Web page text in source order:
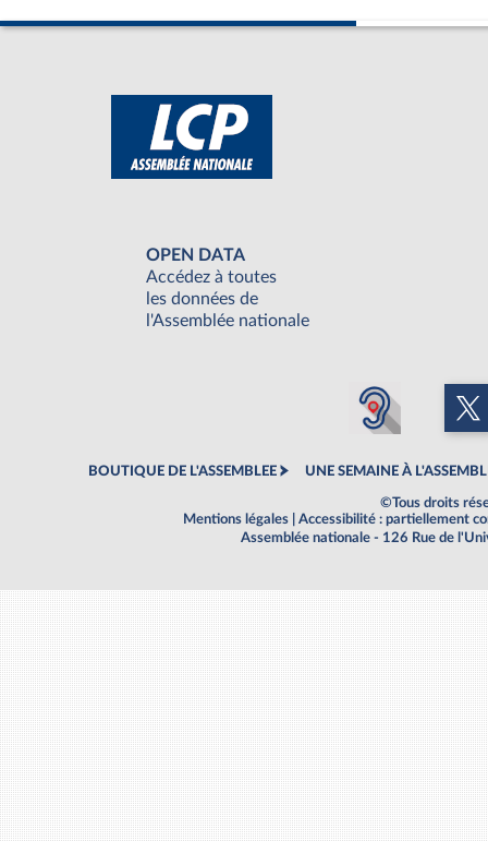
OPEN DATA
Accédez à toutes
les données de
l'Assemblée nationale
BOUTIQUE DE L'ASSEMBLEE UNE SEMAINE À
©Tous droits
Mentions légales
Accessibilité : partiellement
Assemblée nationale - 126 Rue de